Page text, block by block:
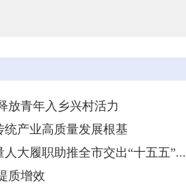
放青年入乡兴村活力
产业高质量发展根基
大履职助推全市交出“十五五”...
质增效